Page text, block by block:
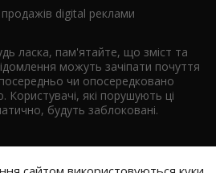
продажів digital реклами
ласка, пам'ятайте, що зміст та
можуть зачіпати почуття
чи опосередковано
Користувачі, які порушують ці
будуть заблоковані.